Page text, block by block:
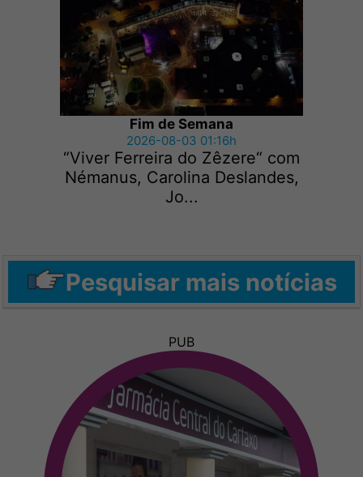
Fim de Semana
2026-08-03 01:16h
“Viver Ferreira do Zêzere“ com
Némanus, Carolina Deslandes,
Jo...
Pesquisar mais notícias
PUB